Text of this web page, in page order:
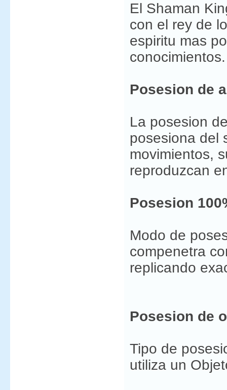
El Shaman
con el rey de
espiritu mas
conocimientos.
Posesion de
La posesion
posesiona del
movimientos,
reproduzcan
Posesion
Modo de
compenetra
replicando
Posesion de
Tipo de
utiliza un